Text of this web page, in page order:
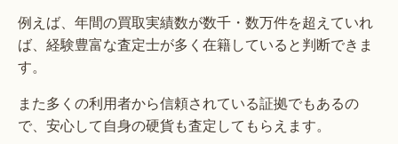
例えば、年間の買取実績数が数千・数万件を超えていれ
ば、経験豊富な査定士が多く在籍していると判断できま
す。
また多くの利用者から信頼されている証拠でもあるの
で、安心して自身の硬貨も査定してもらえます。